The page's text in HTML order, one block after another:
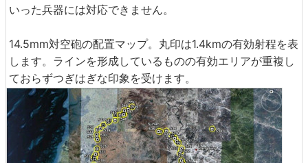
いった兵器には対応できません。
14.5mm対空砲の配置マップ。丸印は1.4kmの有効射程を表
します。ラインを形成しているものの有効エリアが重複し
ておらずつぎはぎな印象を受けます。